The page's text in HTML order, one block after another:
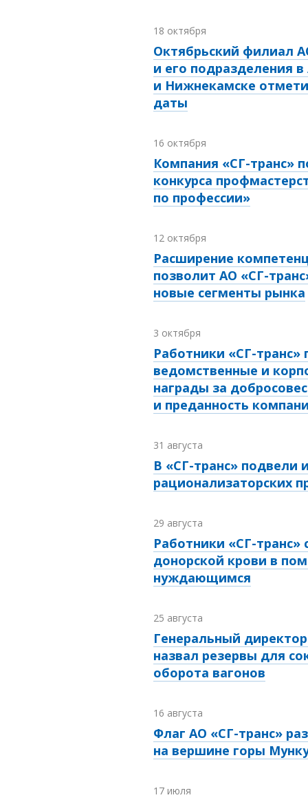
18 октября
Октябрьский филиал
и его подразделения
и Нижнекамске
даты
16 октября
Компания «СГ-транс»
конкурса
по профессии»
12 октября
Расширение
позволит АО «СГ-
новые сегменты рынка
3 октября
Работники «СГ-транс»
ведомственные и
награды за
и преданность
31 августа
В «СГ-транс» подвели
рационализаторских
29 августа
Работники «СГ-транс»
донорской крови в
нуждающимся
25 августа
Генеральный
назвал резервы для
оборота вагонов
16 августа
Флаг АО «СГ-транс»
на вершине горы
17 июля